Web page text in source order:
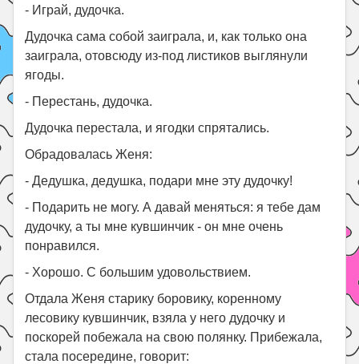
- Играй, дудочка.
Дудочка сама собой заиграла, и, как только она
заиграла, отовсюду из-под листиков выглянули
ягоды.
- Перестань, дудочка.
Дудочка перестала, и ягодки спрятались.
Обрадовалась Женя:
- Дедушка, дедушка, подари мне эту дудочку!
- Подарить не могу. А давай меняться: я тебе дам
дудочку, а ты мне кувшинчик - он мне очень
понравился.
- Хорошо. С большим удовольствием.
Отдала Женя старику боровику, коренному
лесовику кувшинчик, взяла у него дудочку и
поскорей побежала на свою полянку. Прибежала,
стала посередине, говорит: